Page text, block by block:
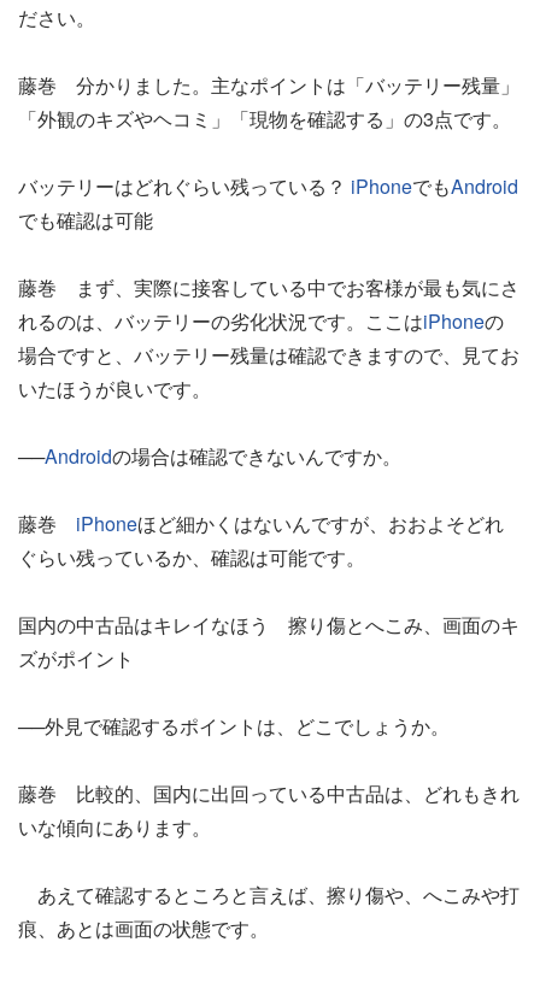
ださい。
藤巻 分かりました。主なポイントは「バッテリー残量」
「外観のキズやヘコミ」「現物を確認する」の3点です。
バッテリーはどれぐらい残っている？ iPhoneでもAndroid
でも確認は可能
藤巻 まず、実際に接客している中でお客様が最も気にさ
れるのは、バッテリーの劣化状況です。ここはiPhoneの
場合ですと、バッテリー残量は確認できますので、見てお
いたほうが良いです。
──Androidの場合は確認できないんですか。
藤巻 iPhoneほど細かくはないんですが、おおよそどれ
ぐらい残っているか、確認は可能です。
国内の中古品はキレイなほう 擦り傷とへこみ、画面のキ
ズがポイント
──外見で確認するポイントは、どこでしょうか。
藤巻 比較的、国内に出回っている中古品は、どれもきれ
いな傾向にあります。
あえて確認するところと言えば、擦り傷や、へこみや打
痕、あとは画面の状態です。